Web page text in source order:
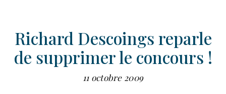
Richard Descoings reparle
de supprimer le concours !
11 octobre 2009